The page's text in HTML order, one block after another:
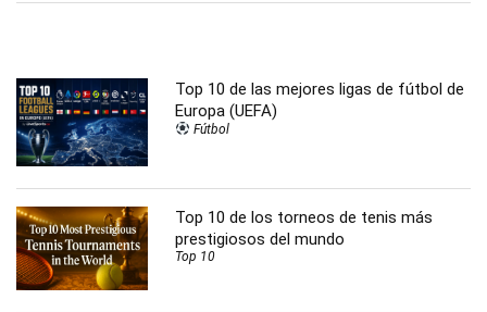
Top 10 de las mejores ligas de fútbol de
Europa (UEFA)
Fútbol
Top 10 de los torneos de tenis más
prestigiosos del mundo
Top 10